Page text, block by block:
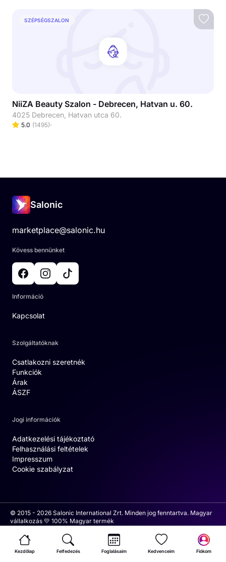
SZÉPSÉGSZALON
NiiZA Beauty Szalon - Debrecen, Hatvan u. 60.
4025 Debrecen, Hatvan utca 60.
5.0 (1495)
Salonic
marketplace@salonic.hu
Kövess bennünket
Információ
Kapcsolat
Szolgáltatóknak
Csatlakozni szeretnék
Funkciók
Árak
ÁSZF
Jogi információk
Adatkezelési tájékoztató
Felhasználási feltételek
Impresszum
Cookie szabályzat
© 2015 - 2026 Salonic International Zrt. Minden jog fenntartva. Magyar
vállalkozás 💛 100% Magyar termék
Kezdőlap Felfedezés Foglalásaim Kedvenceim Fiókom